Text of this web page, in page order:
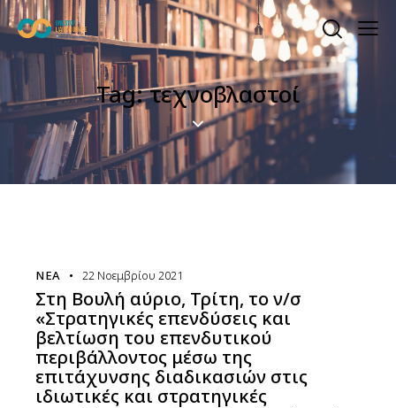
Tag: τεχνοβλαστοί
ΝΈΑ 22 Νοεμβρίου 2021
Στη Βουλή αύριο, Τρίτη, το ν/σ
«Στρατηγικές επενδύσεις και
βελτίωση του επενδυτικού
περιβάλλοντος μέσω της
επιτάχυνσης διαδικασιών στις
ιδιωτικές και στρατηγικές